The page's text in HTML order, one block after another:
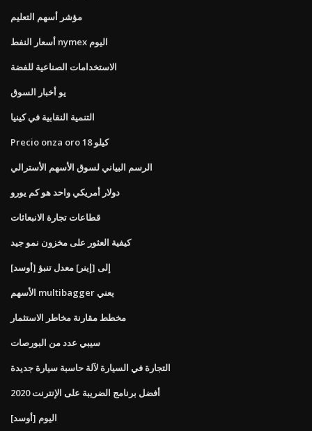
مؤشر أسهم التعليم
أسعار النفط nymex اليوم
الاستخدامات الصناعية للفضة
يو أخبار السوق
التنمية النقابية في كينيا
Precio onza oro 18 كيلو
الرسم البياني لسوق الأسهم الأسترالي
دولار أمريكي واحد هو كم يورو
قطاعات تجارة الانبعاثات
كيفية العثور على مخزون نمو جيد
[أوسد] إلى [إينر] معدل تنبؤ
الأسهم multibagger يعني
مخطط مقارنة مخاطر الاستثمار
سيبي عدد من البورصات
التجارة في السيارة لآلة حاسبة سيارة جديدة
أفضل برنامج الضريبة على الإنترنت 2020
[أوسد] اليوم